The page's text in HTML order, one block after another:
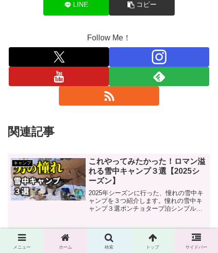
LINE コピー
Follow Me！
関連記事
キャンプ
これやってみたかった！ロマン溢
れる雪中キャンプ３選【2025シ
ーズン】
2025年シーズンに行った、憧れの雪中キ
ャンプを３つ紹介します。憧れの雪中キ
ャンプ３選ポンチョタープ泊シンプルタ
ルマットチタンテーブ...
海外キャンプ
ココでキャンプは無理！世界で2
番目に古いオーストラリアの国立
メニュー ホーム 検索 トップ サイドバー